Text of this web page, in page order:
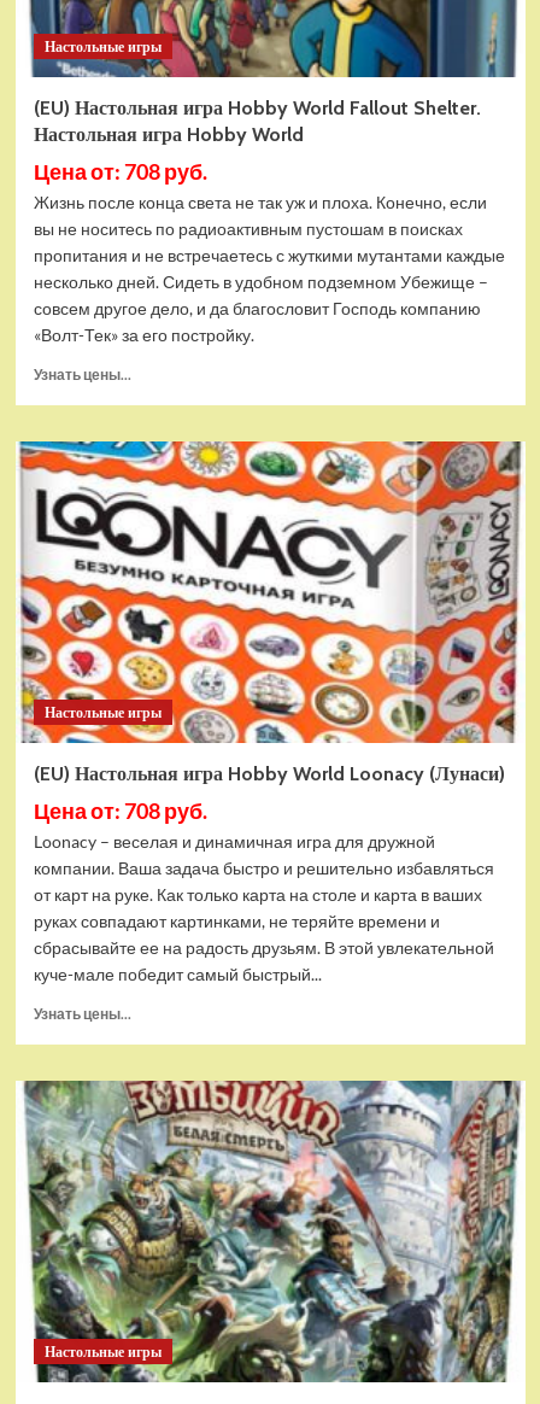
Настольные игры
(EU) Настольная игра Hobby World Fallout Shelter.
Настольная игра Hobby World
Цена от: 708 руб.
Жизнь после конца света не так уж и плоха. Конечно, если
вы не носитесь по радиоактивным пустошам в поисках
пропитания и не встречаетесь с жуткими мутантами каждые
несколько дней. Сидеть в удобном подземном Убежище –
совсем другое дело, и да благословит Господь компанию
«Волт-Тек» за его постройку.
Узнать цены...
(EU)
Настольная
игра
Hobby
World
Fallout
Shelter.
Настольная
игра
Hobby
World
Настольные игры
(EU) Настольная игра Hobby World Loonacy (Лунаси)
Цена от: 708 руб.
Loonacy – веселая и динамичная игра для дружной
компании. Ваша задача быстро и решительно избавляться
от карт на руке. Как только карта на столе и карта в ваших
руках совпадают картинками, не теряйте времени и
сбрасывайте ее на радость друзьям. В этой увлекательной
куче-мале победит самый быстрый...
Узнать цены...
(EU)
Настольная
игра
Hobby
World
Loonacy
(Лунаси)
Настольные игры